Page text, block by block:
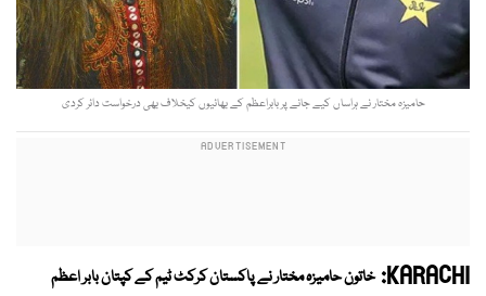
حامیزہ مختار نے ہراساں کیے جانے پر بابراعظم کے بھائیوں کیخلاف بھی درخواست دائر کردی
KARACHI: خاتون حامیزہ مختار نے پاکستان کرکٹ ٹیم کے کپتان بابر اعظم